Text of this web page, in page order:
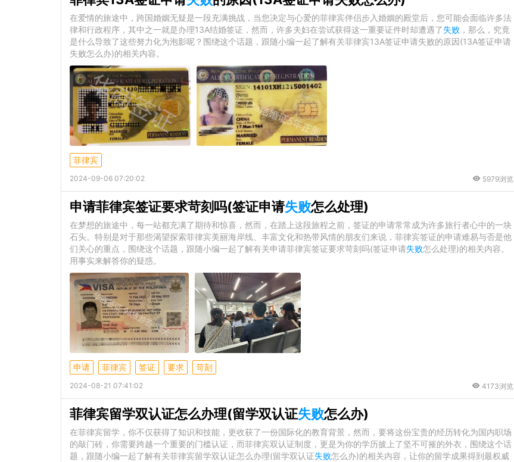
在爱情的旅途中，跨国婚姻无疑是一段充满挑战，当您决定与心爱的菲律宾伴侣步入婚姻的殿堂后，您可能会面临许多法
律和行政程序，其中之一就是办理13A结婚签证，然而，许多夫妇在尝试获得这一重要证件时却遭遇了失败 ，那么，究竟
是什么导致了这些努力化为泡影呢？围绕这个话题，跟随小编一起了解有关菲律宾13A签证申请失败的原因(13A签证申请
失败怎么办)的相关内容。
菲律宾
2024-09-06 07:20:02 5979浏览
申请菲律宾签证要求苛刻吗(签证申请失败怎么处理)
在梦想的旅途中，每一站都充满了期待和惊喜，然而，在踏上这段旅程之前，签证的申请常常成为许多旅行者心中的一块
石头。特别是对于那些渴望探索菲律宾美丽海岸线、丰富文化和热带风情的朋友们来说，菲律宾签证的申请难易与否是他
们关心的重点，围绕这个话题，跟随小编一起了解有关申请菲律宾签证要求苛刻吗(签证申请失败怎么处理)的相关内容。
用事实来解答你的疑惑。
申请 菲律宾 签证 要求 苛刻
2024-08-21 07:41:02 4173浏览
菲律宾留学双认证怎么办理(留学双认证失败怎么办)
在菲律宾留学，你不仅获得了知识和技能，更收获了一份国际化的教育背景，然而，要将这份宝贵的经历转化为国内职场
的敲门砖，你需要跨越一个重要的门槛认证，而菲律宾双认证制度，更是为你的学历披上了坚不可摧的外衣，围绕这个话
题，跟随小编一起了解有关菲律宾留学双认证怎么办理(留学双认证失败怎么办)的相关内容，让你的留学成果得到最权威